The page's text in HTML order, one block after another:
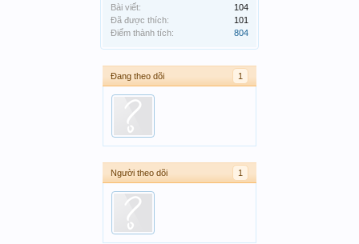
Bài viết:
104
Đã được thích:
101
Điểm thành tích:
804
Đang theo dõi 1
Người theo dõi 1